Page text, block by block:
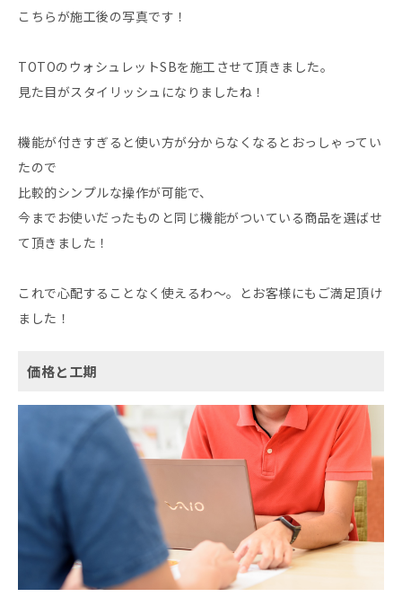
こちらが施工後の写真です！
TOTOのウォシュレットSBを施工させて頂きました。
見た目がスタイリッシュになりましたね！
機能が付きすぎると使い方が分からなくなるとおっしゃってい
たので
比較的シンプルな操作が可能で、
今までお使いだったものと同じ機能がついている商品を選ばせ
て頂きました！
これで心配することなく使えるわ～。とお客様にもご満足頂け
ました！
価格と工期